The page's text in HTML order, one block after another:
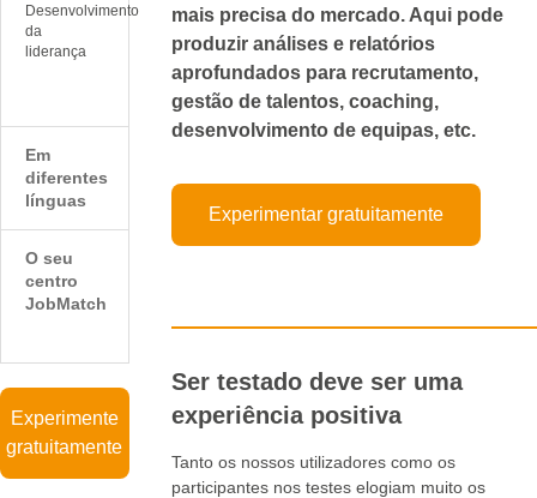
mais precisa do mercado. Aqui pode
produzir análises e relatórios
aprofundados para recrutamento,
gestão de talentos, coaching,
desenvolvimento de equipas, etc.
Experimentar gratuitamente
Ser testado deve ser uma
experiência positiva
Tanto os nossos utilizadores como os
participantes nos testes elogiam muito os
Desenvolvimento
da
liderança
Em
diferentes
línguas
O seu
centro
JobMatch
Experimente
gratuitamente